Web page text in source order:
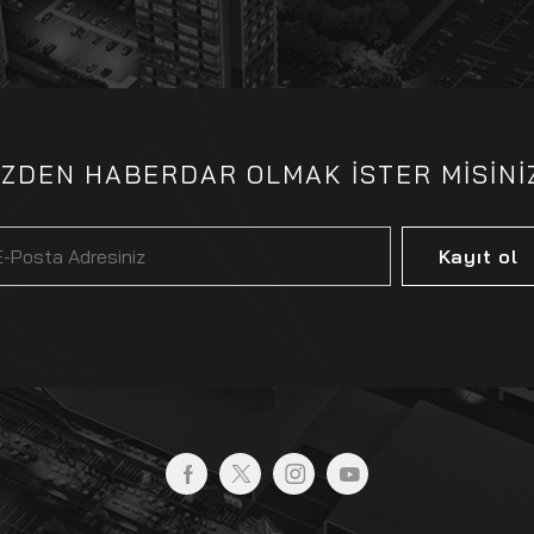
HABERDAR OLMAK İSTER
Kayıt ol